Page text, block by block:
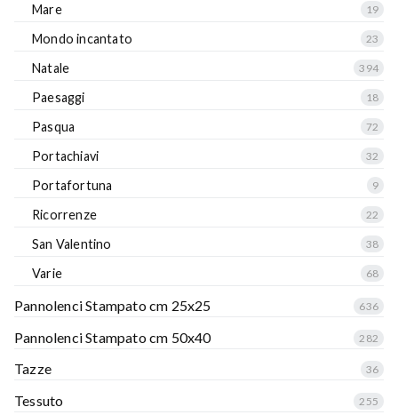
Mare 19
Mondo incantato 23
Natale 394
Paesaggi 18
Pasqua 72
Portachiavi 32
Portafortuna 9
Ricorrenze 22
San Valentino 38
Varie 68
Pannolenci Stampato cm 25x25 636
Pannolenci Stampato cm 50x40 282
Tazze 36
Tessuto 255